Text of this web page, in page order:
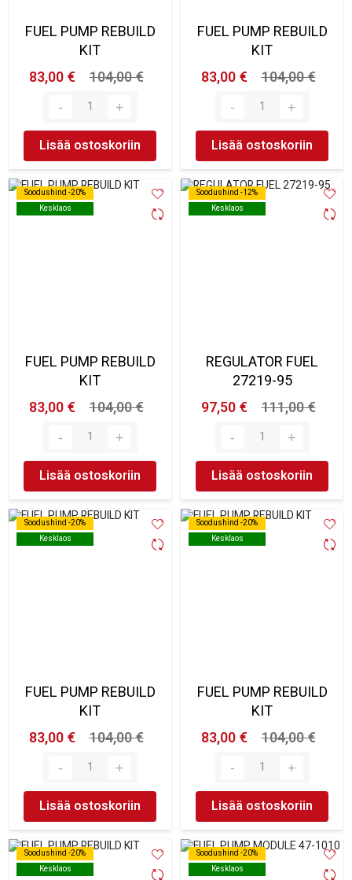
FUEL PUMP REBUILD
KIT
83,00 €
104,00 €
Lisää ostoskoriin
FUEL PUMP REBUILD
KIT
83,00 €
104,00 €
Lisää ostoskoriin
Soodushind -20%
Kesklaos
Soodushind -20%
Kesklaos
FUEL PUMP REBUILD
KIT
83,00 €
104,00 €
Lisää ostoskoriin
Soodushind -12%
Kesklaos
Soodushind -12%
Kesklaos
REGULATOR FUEL
27219-95
97,50 €
111,00 €
Lisää ostoskoriin
Soodushind -20%
Kesklaos
Soodushind -20%
Kesklaos
FUEL PUMP REBUILD
KIT
83,00 €
104,00 €
Lisää ostoskoriin
Soodushind -20%
Kesklaos
Soodushind -20%
Kesklaos
FUEL PUMP REBUILD
KIT
83,00 €
104,00 €
Lisää ostoskoriin
Soodushind -20%
Kesklaos
Soodushind -20%
Kesklaos
Soodushind -20%
Kesklaos
Soodushind -20%
Kesklaos